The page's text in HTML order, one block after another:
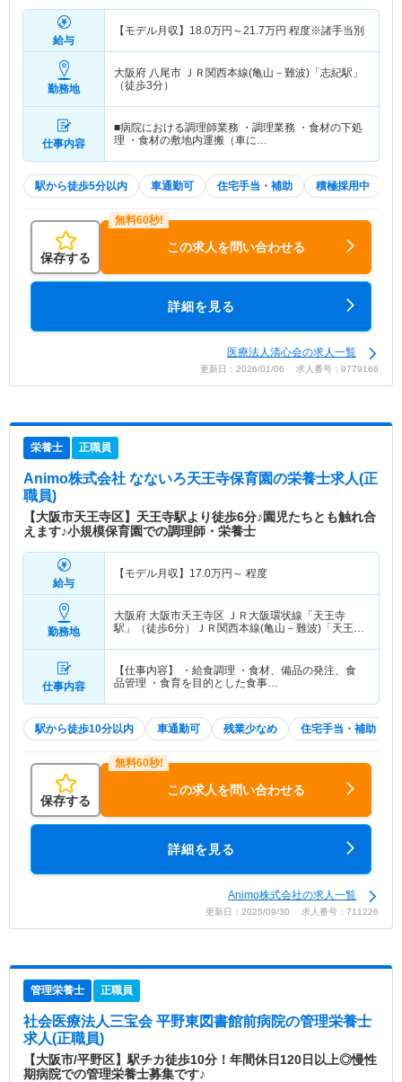
給与
【モデル月収】 18.0万円～21.7万円 程度※諸手当別
勤務地
大阪府 八尾市 ＪＲ関西本線(亀山－難波)「志紀駅」
（徒歩3分）
仕事内容
■病院における調理師業務 ・調理業務 ・食材の下処
理 ・食材の敷地内運搬（車に…
駅から徒歩5分以内 車通勤可 住宅手当・補助 積極採用中
保存する
この求人を問い合わせる
詳細を見る
医療法人清心会の求人一覧
更新日：2026/01/06 求人番号：9779166
栄養士 正職員
Animo株式会社 なないろ天王寺保育園の栄養士求人(正
職員)
【大阪市天王寺区】天王寺駅より徒歩6分♪園児たちとも触れ合
えます♪小規模保育園での調理師・栄養士
給与
【モデル月収】 17.0万円～ 程度
勤務地
大阪府 大阪市天王寺区 ＪＲ大阪環状線「天王寺
駅」（徒歩6分）ＪＲ関西本線(亀山－難波)「天王寺
仕事内容
【仕事内容】 ・給食調理 ・食材、備品の発注、食
品管理 ・食育を目的とした食事…
駅から徒歩10分以内 車通勤可 残業少なめ 住宅手当・補助
保存する
この求人を問い合わせる
詳細を見る
Animo株式会社の求人一覧
更新日：2025/09/30 求人番号：711226
管理栄養士 正職員
社会医療法人三宝会 平野東図書館前病院の管理栄養士
求人(正職員)
【大阪市/平野区】駅チカ徒歩10分！年間休日120日以上◎慢性
期病院での管理栄養士募集です♪